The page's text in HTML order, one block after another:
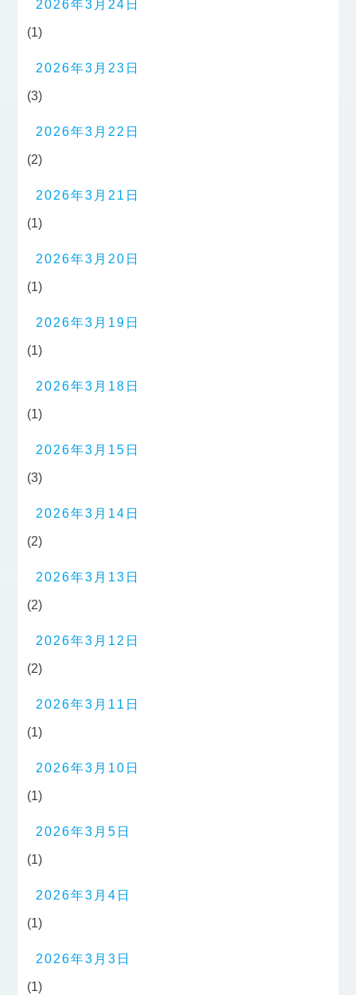
2026年3月24日
(1)
2026年3月23日
(3)
2026年3月22日
(2)
2026年3月21日
(1)
2026年3月20日
(1)
2026年3月19日
(1)
2026年3月18日
(1)
2026年3月15日
(3)
2026年3月14日
(2)
2026年3月13日
(2)
2026年3月12日
(2)
2026年3月11日
(1)
2026年3月10日
(1)
2026年3月5日
(1)
2026年3月4日
(1)
2026年3月3日
(1)